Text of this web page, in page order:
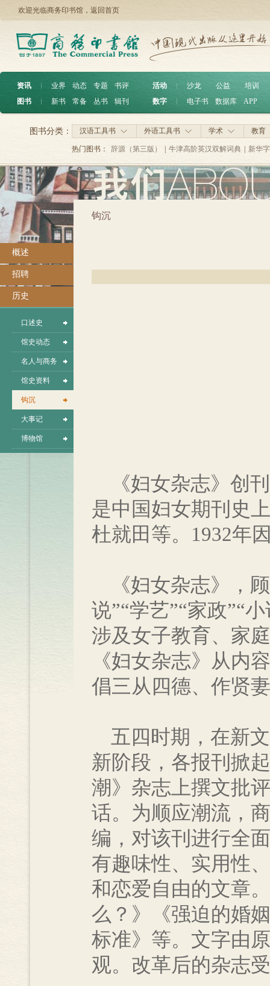
欢迎光临商务印书馆， 返回首页
资讯 ︱ 业界 动态 专题
书评
图书
︱ 新书 常备 丛书 辑刊
活动 沙龙 公益
培训
数字
电子书 数据库 APP
汉语工具书 外语工具书 学术 教育
图书分类：
热门图书： 辞源（第三版） 牛津高阶英汉双解词典 新华
概述
招聘
历史
口述史
馆史动态
名人与商务
馆史资料
钩沉
大事记
博物馆
钩沉
《妇女杂志》创
是中国妇女期刊史
杜就田等。1932年
《妇女杂志》，
说”“学艺”“家政”“
涉及女子教育、家
《妇女杂志》从内
倡三从四德、作贤
五四时期，在新
新阶段，各报刊掀
潮》杂志上撰文批
话。为顺应潮流，
编，对该刊进行全
有趣味性、实用性
和恋爱自由的文章
么？》《强迫的婚
标准》等。文字由
观。改革后的杂志